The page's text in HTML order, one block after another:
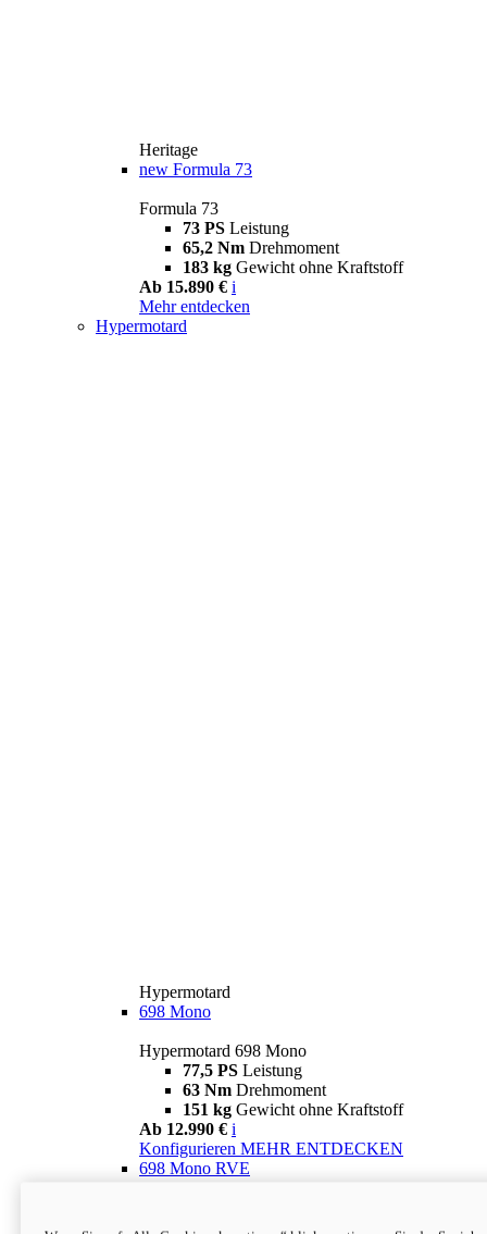
Heritage
new Formula 73
Formula 73
73 PS Leistung
65,2 Nm Drehmoment
183 kg Gewicht ohne Kraftstoff
Ab 15.890 € i
Mehr entdecken
Hypermotard
Hypermotard
698 Mono
Hypermotard 698 Mono
77,5 PS Leistung
63 Nm Drehmoment
151 kg Gewicht ohne Kraftstoff
Ab 12.990 € i
Konfigurieren MEHR ENTDECKEN
698 Mono RVE
77,5 PS
Leistung